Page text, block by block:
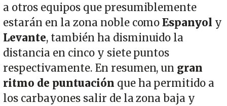
a otros equipos que presumiblemente
estarán en la zona noble comoEspanyol y
Levante, también ha disminuido la
distancia en cinco y siete puntos
respectivamente. En resumen, un gran
ritmo de puntuación que ha permitido a
los carbayones salir de la zona baja y